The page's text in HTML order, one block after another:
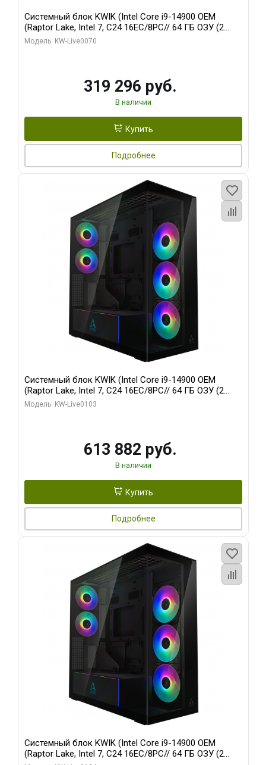
Системный блок KWIK (Intel Core i9-14900 OEM
(Raptor Lake, Intel 7, C24 16EC/8PC// 64 ГБ ОЗУ (2
модуля)/ Gigabyte RTX5080 XTREME WATERFORCE
Модель: KW-Live0070
319 296 руб.
В наличии
Купить
Подробнее
Системный блок KWIK (Intel Core i9-14900 OEM
(Raptor Lake, Intel 7, C24 16EC/8PC// 64 ГБ ОЗУ (2
модуля)/ Afox RTX4090 24GB GDDR6X 384-Bit 3xDP
Модель: KW-Live0103
613 882 руб.
В наличии
Купить
Подробнее
Системный блок KWIK (Intel Core i9-14900 OEM
(Raptor Lake, Intel 7, C24 16EC/8PC// 64 ГБ ОЗУ (2